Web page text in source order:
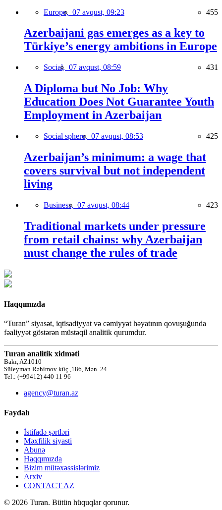
Europe, 07 avqust, 09:23 455
Azerbaijani gas emerges as a key to
Türkiye’s energy ambitions in Europe
Social, 07 avqust, 08:59 431
A Diploma but No Job: Why
Education Does Not Guarantee Youth
Employment in Azerbaijan
Social sphere, 07 avqust, 08:53 425
Azerbaijan’s minimum: a wage that
covers survival but not independent
living
Business, 07 avqust, 08:44 423
Traditional markets under pressure
from retail chains: why Azerbaijan
must change the rules of trade
Haqqımızda
“Turan” siyasət, iqtisadiyyat və cəmiyyət həyatının qovuşuğunda
fəaliyyət göstərən müstəqil analitik qurumdur.
Turan analitik xidməti
Bakı, AZ1010
Süleyman Rəhimov küç.,186, Mən. 24
Tel.: (+99412) 440 11 96
agency@turan.az
Faydalı
İstifadə şərtləri
Məxfilik siyasti
Abunə
Haqqımızda
Bizim mütəxəssislərimiz
Arxiv
CONTACT AZ
© 2026 Turan. Bütün hüquqlar qorunur.